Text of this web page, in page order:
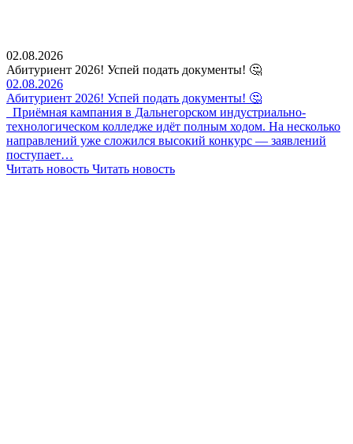
02.08.2026
Абитуриент 2026! Успей подать документы! 🤔
02.08.2026
Абитуриент 2026! Успей подать документы! 🤔
Приёмная кампания в Дальнегорском индустриально-
технологическом колледже идёт полным ходом. На несколько
направлений уже сложился высокий конкурс — заявлений
поступает…
Читать новость Читать новость